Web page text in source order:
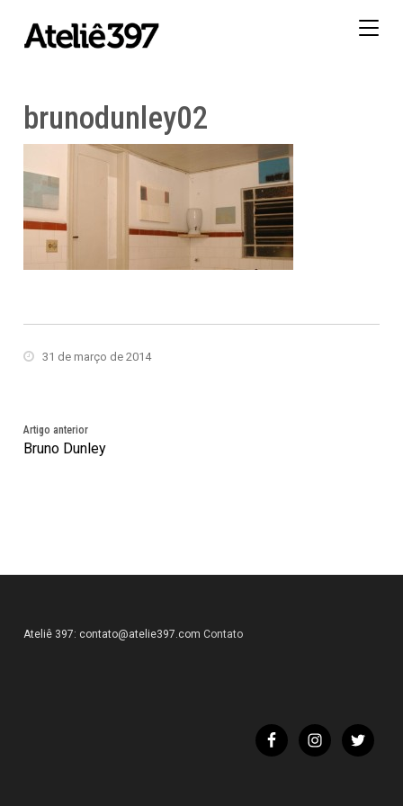
brunodunley02
31 de março de 2014
Artigo anterior
Bruno Dunley
Ateliê 397: contato@atelie397.com Contato